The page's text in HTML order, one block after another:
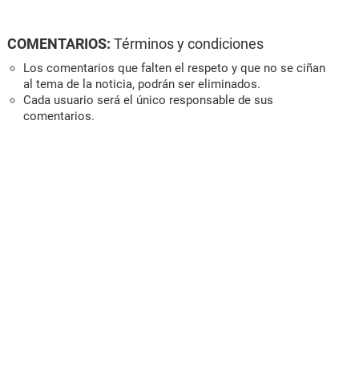
COMENTARIOS: Términos y condiciones
Los comentarios que falten el respeto y que no se ciñan
al tema de la noticia, podrán ser eliminados.
Cada usuario será el único responsable de sus
comentarios.